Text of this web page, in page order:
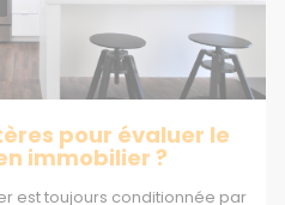
pour évaluer le
immobilier ?
est toujours conditionnée par